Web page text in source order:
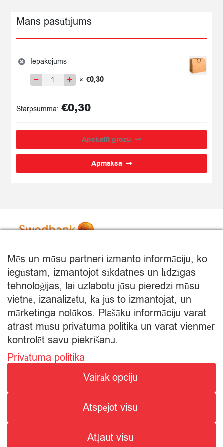
Mans pasūtījums
Iepakojums
−
Iepakojums+ × €0,30
Starpsumma: €0,30
Apskatīt grozu
Apmaksa
SPECIĀLĀ ATĻAUJA ALKOHOLISKO DZĒRIENU
MAZUMTIRDZNIECĪBAI: SĒRIJA MT Nr. 00000000736.
Mēs un mūsu partneri izmanto informāciju, ko
iegūstam, izmantojot sīkdatnes un līdzīgas
tehnoloģijas, lai uzlabotu jūsu pieredzi mūsu
vietnē, izanalizētu, kā jūs to izmantojat, un
mārketinga nolūkos. Plašāku informāciju varat
atrast mūsu privātuma politikā un varat vienmēr
kontrolēt savu piekrišanu.
Privātuma politika
Vairāk opciju
Atspējot visu
Atļaut visu